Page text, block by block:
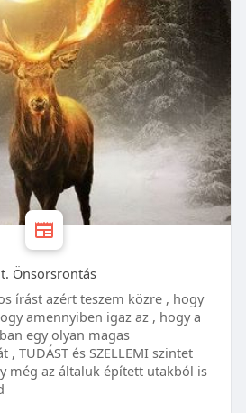
Önsorsrontás
írást azért teszem közre , hogy
amennyiben igaz az , hogy a
egy olyan magas
TUDÁST és SZELLEMI szintet
még az általuk épített utakból is